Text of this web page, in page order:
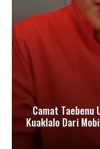
Camat Taebenu
Kuaklalo Dari